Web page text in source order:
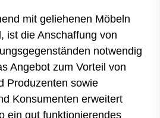
mit geliehenen Möbeln
ist die Anschaffung von
notwendig
Angebot zum Vorteil von
Produzenten sowie
Konsumenten erweitert
ein gut funktionierendes